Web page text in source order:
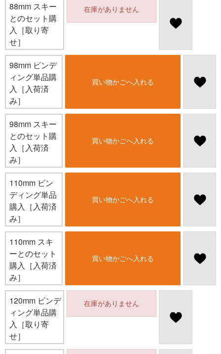
88mm スキー
とのセット購
入［取り寄
せ］
在庫がありません
98mm ビンデ
ィング単品購
入［入荷済
み］
買い物かごへ入れる
98mm スキー
とのセット購
入［入荷済
み］
買い物かごへ入れる
110mm ビン
ディング単品
購入［入荷済
み］
買い物かごへ入れる
110mm スキ
ーとのセット
購入［入荷済
み］
買い物かごへ入れる
120mm ビンデ
ィング単品購
入［取り寄
せ］
在庫がありません